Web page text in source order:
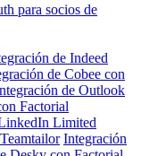
para socios de
de Indeed
de Cobee con
de Outlook
Factorial
Limited
Integración